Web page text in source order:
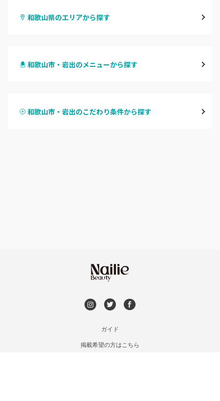
和歌山県のエリアから探す
海南・有田
和歌山市・岩出のメニューから探す
ハンドスカルプ
和歌山市・岩出のこだわり条件から探す
ガイド
掲載希望の方はこちら